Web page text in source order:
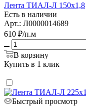
Лента ТИАЛ-Л 150х1,8
Есть в наличии
Арт.: Л0000014689
610 ₽/п.м
В корзину
Купить в 1 клик
Быстрый просмотр